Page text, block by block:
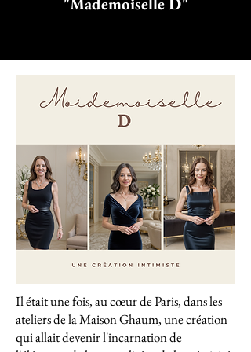
Il était une fois, au cœur de Paris, dans les
ateliers de la Maison Ghaum, une création
qui allait devenir l'incarnation de